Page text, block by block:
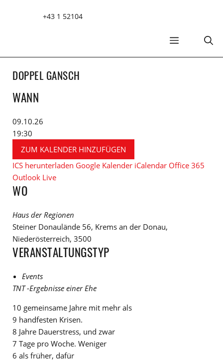
+43 1 52104
MENÜ
DOPPEL GANSCH
WANN
09.10.26
19:30
ZUM KALENDER HINZUFÜGEN
ICS herunterladen Google Kalender iCalendar Office 365
Outlook Live
WO
Haus der Regionen
Steiner Donaulände 56, Krems an der Donau,
Niederösterreich, 3500
VERANSTALTUNGSTYP
Events
TNT -Ergebnisse einer Ehe
10 gemeinsame Jahre mit mehr als
9 handfesten Krisen.
8 Jahre Dauerstress, und zwar
7 Tage pro Woche. Weniger
6 als früher, dafür